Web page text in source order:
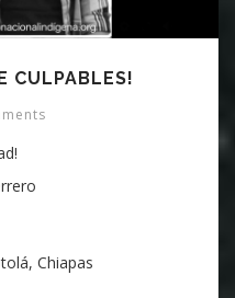
CULPABLES!
Chiapas